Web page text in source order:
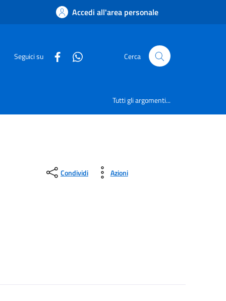
Accedi all'area personale
Seguici su Cerca
Tutti gli argomenti...
Condividi Azioni